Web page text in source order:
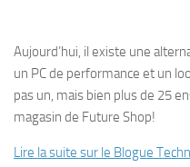
Aujourd’hui, il existe une
un PC de performance et un
pas un, mais bien plus de 25
magasin de Future Shop!
Lire la suite sur le Blogue